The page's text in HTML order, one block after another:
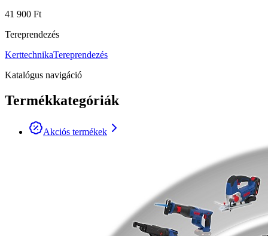
41 900 Ft
Tereprendezés
KerttechnikaTereprendezés
Katalógus navigáció
Termékkategóriák
Akciós termékek